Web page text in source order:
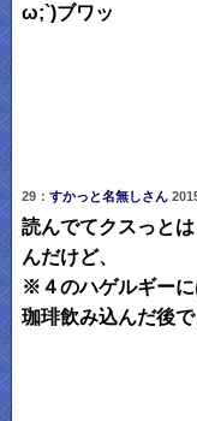
ω;`)ブワッ
29： すかっと名無しさん
読んでてクスっと
んだけど、
※４のハゲルギーに
珈琲飲み込んだ後